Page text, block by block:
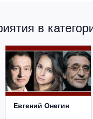
в
Евгений Онегин